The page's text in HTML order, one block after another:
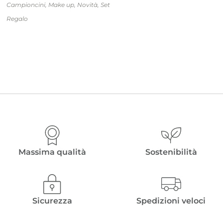
Campioncini, Make up, Novità,Set
Regalo
Massima qualità Sostenibilità
Sicurezza Spedizioni veloci